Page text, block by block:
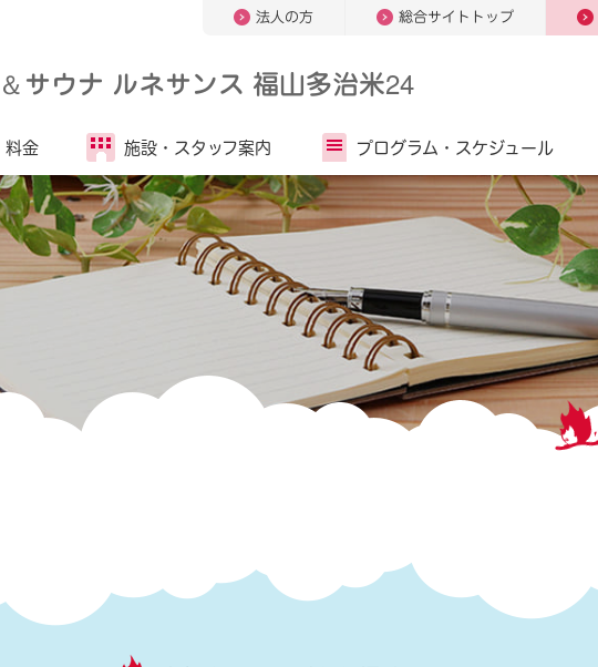
法人の方 総合サイトトップ
＆サウナ ルネサンス 福山多治米24
料金 施設・ スタッフ案内 プログラム・ スケジュール